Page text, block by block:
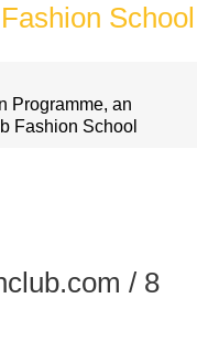
School
Programme, an
Fashion School
/ 8